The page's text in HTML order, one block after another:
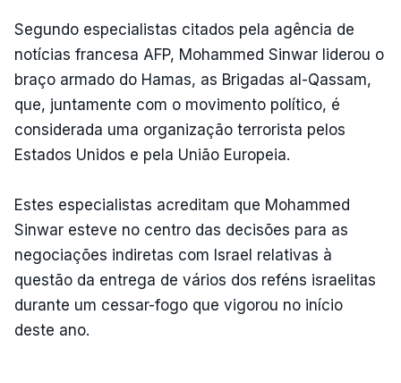
Segundo especialistas citados pela agência de
notícias francesa AFP, Mohammed Sinwar liderou o
braço armado do Hamas, as Brigadas al-Qassam,
que, juntamente com o movimento político, é
considerada uma organização terrorista pelos
Estados Unidos e pela União Europeia.
Estes especialistas acreditam que Mohammed
Sinwar esteve no centro das decisões para as
negociações indiretas com Israel relativas à
questão da entrega de vários dos reféns israelitas
durante um cessar-fogo que vigorou no início
deste ano.